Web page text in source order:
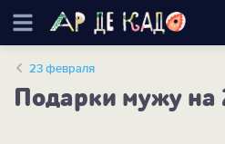
23 февраля
Подарки мужу на